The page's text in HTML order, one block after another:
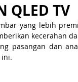
QLED TV
yang lebih
kecerahan
pasangan dan
ini.